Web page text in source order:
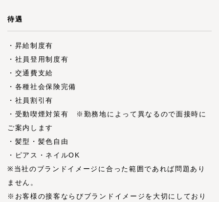
待遇
・昇給制度有
・社員登用制度有
・交通費支給
・各種社会保険完備
・社員割引有
・受動喫煙対策有 ※勤務地によって異なるので面接時に
ご案内します
・髪型・髪色自由
・ピアス・ネイルOK
※当社のブランドイメージに合った範囲であれば問題あり
ません。
※お客様の接客ならびブランドイメージを大切にしており